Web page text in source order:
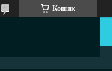
Кошик